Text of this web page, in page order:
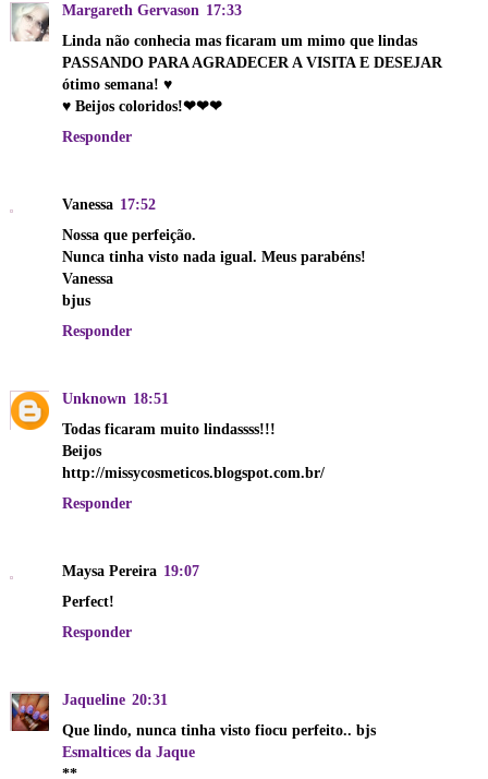
Margareth Gervason 17:33
Linda não conhecia mas ficaram um mimo que lindas
PASSANDO PARA AGRADECER A VISITA E DESEJAR
ótimo semana! ♥
♥ Beijos coloridos!❤❤❤
Responder
Vanessa 17:52
Nossa que perfeição.
Nunca tinha visto nada igual. Meus parabéns!
Vanessa
bjus
Responder
Unknown 18:51
Todas ficaram muito lindassss!!!
Beijos
http://missycosmeticos.blogspot.com.br/
Responder
Maysa Pereira 19:07
Perfect!
Responder
Jaqueline 20:31
Que lindo, nunca tinha visto fiocu perfeito.. bjs
Esmaltices da Jaque
**